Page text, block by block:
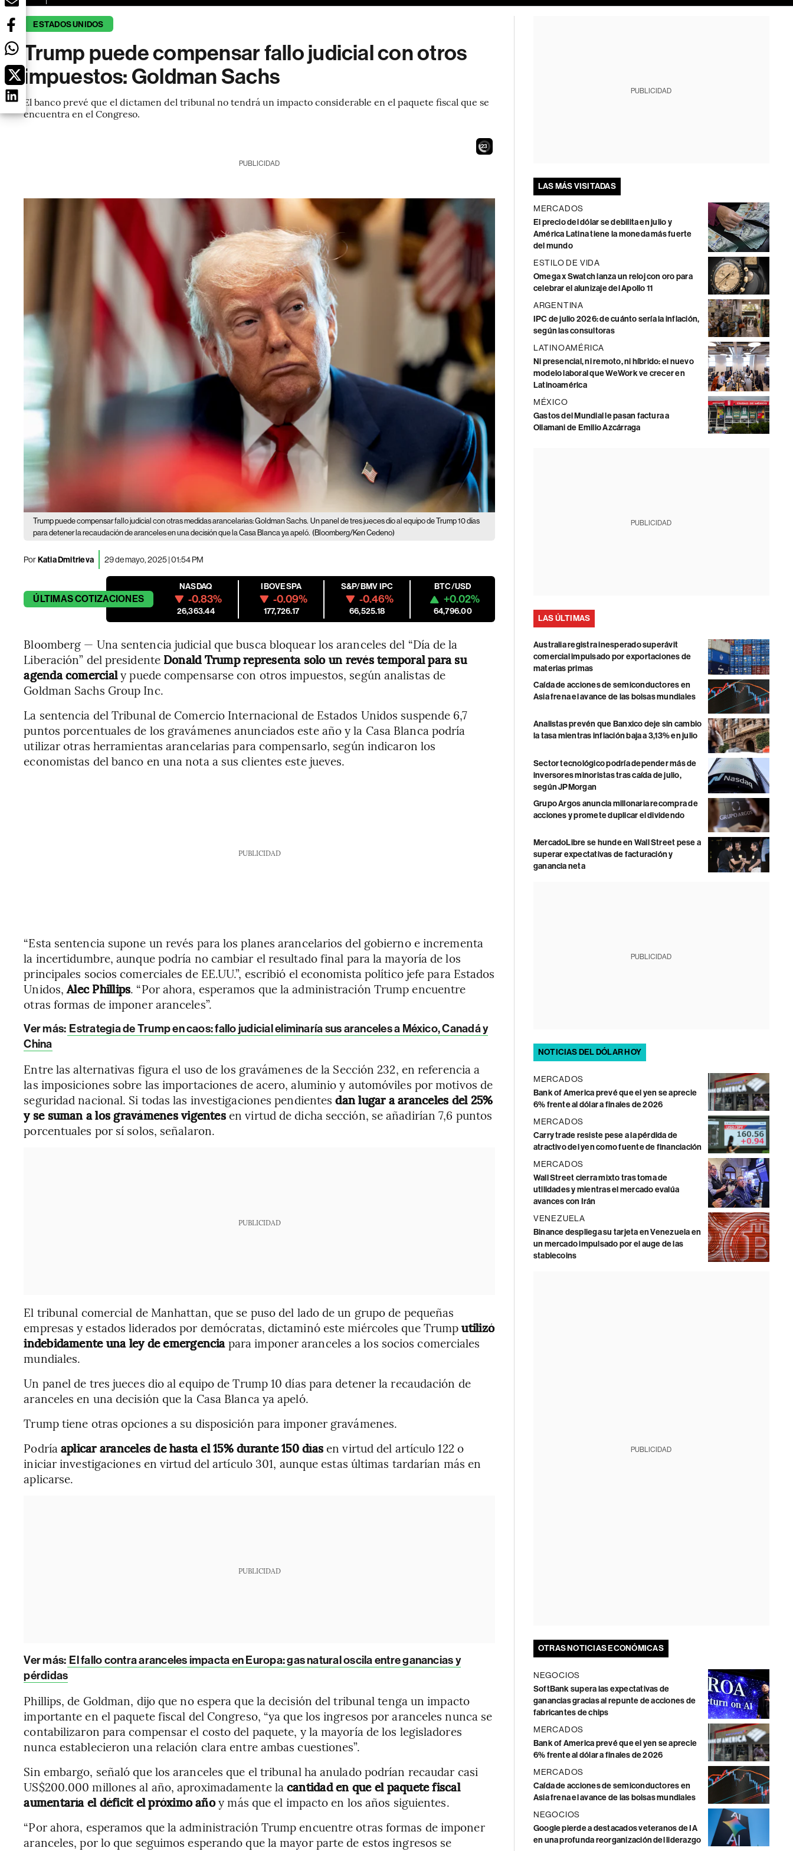
ESTADOS UNIDOS
Trump puede compensar fallo judicial con otros
impuestos: Goldman Sachs
El banco prevé que el dictamen del tribunal no tendrá un impacto considerable en el paquete fiscal que se
encuentra en el Congreso.
21
PUBLICIDAD
Trump puede compensar fallo judicial con otras medidas arancelarias: Goldman Sachs. Un panel de tres jueces dio al equipo de Trump 10 días
para detener la recaudación de aranceles en una decisión que la Casa Blanca ya apeló. (Bloomberg/Ken Cedeno)
PorKatia Dmitrieva 29 de mayo, 2025 | 01:54 PM
ÚLTIMASCOTIZACIONES
NASDAQ
-0.83%
26,363.44
IBOVESPA
-0.09%
177,726.17
S&P/BMV IPC
-0.46%
66,525.18
BTC/USD
+0.02%
64,796.00
Bloomberg — Una sentencia judicial que busca bloquear los aranceles del “Día de la
Liberación” del presidente Donald Trump representa solo un revés temporal para su
agenda comercialy puede compensarse con otros impuestos, según analistas de
Goldman Sachs Group Inc.
La sentencia del Tribunal de Comercio Internacional de Estados Unidos suspende 6,7
puntos porcentuales de los gravámenes anunciados este año y la Casa Blanca podría
utilizar otras herramientas arancelarias para compensarlo, según indicaron los
economistas del banco en una nota a sus clientes este jueves.
PUBLICIDAD
“Esta sentencia supone un revés para los planes arancelarios del gobierno e incrementa
la incertidumbre, aunque podría no cambiar el resultado final para la mayoría de los
principales socios comerciales de EE.UU.”, escribió el economista político jefe para Estados
Unidos,Alec Phillips. “Por ahora, esperamos que la administración Trump encuentre
otras formas de imponer aranceles”.
Ver más: Estrategia de Trump en caos: fallo judicial eliminaría sus aranceles a México, Canadá y
China
Entre las alternativas figura el uso de los gravámenes de la Sección 232, en referencia a
las imposiciones sobre las importaciones de acero, aluminio y automóviles por motivos de
seguridad nacional. Si todas las investigaciones pendientesdan lugar a aranceles del 25%
y se suman a los gravámenes vigentesen virtud de dicha sección, se añadirían 7,6 puntos
porcentuales por sí solos, señalaron.
PUBLICIDAD
El tribunal comercial de Manhattan, que se puso del lado de un grupo de pequeñas
empresas y estados liderados por demócratas, dictaminó este miércoles que Trumputilizó
indebidamente una ley de emergenciapara imponer aranceles a los socios comerciales
mundiales.
Un panel de tres jueces dio al equipo de Trump 10 días para detener la recaudación de
aranceles en una decisión que la Casa Blanca ya apeló.
Trump tiene otras opciones a su disposición para imponer gravámenes.
Podríaaplicar aranceles de hasta el 15% durante 150 díasen virtud del artículo 122 o
iniciar investigaciones en virtud del artículo 301, aunque estas últimas tardarían más en
aplicarse.
PUBLICIDAD
Ver más: El fallo contra aranceles impacta en Europa: gas natural oscila entre ganancias y
pérdidas
Phillips, de Goldman, dijo que no espera que la decisión del tribunal tenga un impacto
importante en el paquete fiscal del Congreso, “ya que los ingresos por aranceles nunca se
contabilizaron para compensar el costo del paquete, y la mayoría de los legisladores
nunca establecieron una relación clara entre ambas cuestiones”.
Sin embargo, señaló que los aranceles que el tribunal ha anulado podrían recaudar casi
US$200.000 millones al año, aproximadamente lacantidad en que el paquete fiscal
aumentaría el déficit el próximo añoy más que el impacto en los años siguientes.
“Por ahora, esperamos que la administración Trump encuentre otras formas de imponer
aranceles, por lo que seguimos esperando que la mayor parte de estos ingresos se
PUBLICIDAD
LAS MÁS VISITADAS
MERCADOS
El precio del dólar se debilita en julio y
América Latina tiene la moneda más fuerte
del mundo
ESTILO DE VIDA
Omega x Swatch lanza un reloj con oro para
celebrar el alunizaje del Apollo 11
ARGENTINA
IPC de julio 2026: de cuánto sería la inflación,
según las consultoras
LATINOAMÉRICA
Ni presencial, ni remoto, ni híbrido: el nuevo
modelo laboral que WeWork ve crecer en
Latinoamérica
MÉXICO
Gastos del Mundial le pasan factura a
Ollamani de Emilio Azcárraga
PUBLICIDAD
LAS ÚLTIMAS
Australia registra inesperado superávit
comercial impulsado por exportaciones de
materias primas
Caída de acciones de semiconductores en
Asia frena el avance de las bolsas mundiales
Analistas prevén que Banxico deje sin cambio
la tasa mientras inflación baja a 3,13% en julio
Sector tecnológico podría depender más de
inversores minoristas tras caída de julio,
según JPMorgan
Grupo Argos anuncia millonaria recompra de
acciones y promete duplicar el dividendo
MercadoLibre se hunde en Wall Street pese a
superar expectativas de facturación y
ganancia neta
PUBLICIDAD
NOTICIAS DEL DÓLAR HOY
MERCADOS
Bank of America prevé que el yen se aprecie
6% frente al dólar a finales de 2026
MERCADOS
Carry trade resiste pese a la pérdida de
atractivo del yen como fuente de financiación
MERCADOS
Wall Street cierra mixto tras toma de
utilidades y mientras el mercado evalúa
avances con Irán
VENEZUELA
Binance despliega su tarjeta en Venezuela en
un mercado impulsado por el auge de las
stablecoins
PUBLICIDAD
OTRAS NOTICIAS ECONÓMICAS
NEGOCIOS
SoftBank supera las expectativas de
ganancias gracias al repunte de acciones de
fabricantes de chips
MERCADOS
Bank of America prevé que el yen se aprecie
6% frente al dólar a finales de 2026
MERCADOS
Caída de acciones de semiconductores en
Asia frena el avance de las bolsas mundiales
NEGOCIOS
Google pierde a destacados veteranos de IA
en una profunda reorganización del liderazgo